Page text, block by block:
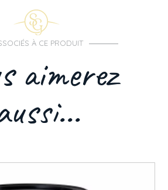
À CE PRODUIT
aimerez